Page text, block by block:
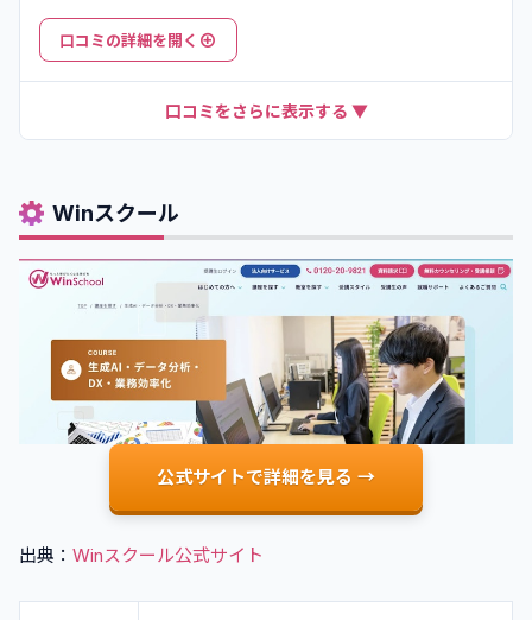
りましたが、チャットサポートでの質問対応が迅速で、24時
間以内には必ず回答をいただけたのが心強かったです。おか
口コミの詳細を開く ⊕
口コミをさらに表示する ▼
Winスクール
公式サイトで詳細を見る →
出典： Winスクール公式サイト